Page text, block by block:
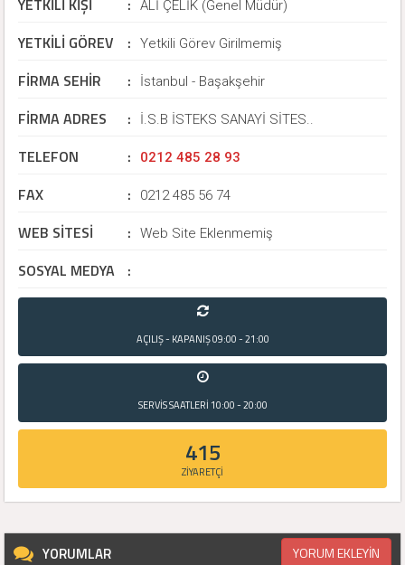
YETKİLİ KİŞİ : ALİ ÇELİK (Genel Müdür)
YETKİLİ GÖREV : Yetkili Görev Girilmemiş
FİRMA SEHİR : İstanbul - Başakşehir
FİRMA ADRES : İ.S.B İSTEKS SANAYİ SİTES..
TELEFON : 0212 485 28 93
FAX : 0212 485 56 74
WEB SİTESİ : Web Site Eklenmemiş
SOSYAL MEDYA :
AÇILIŞ - KAPANIŞ09:00 - 21:00
SERVİS SAATLERİ 10:00 - 20:00
415
ZİYARETÇİ
YORUMLAR YORUM EKLEYİN